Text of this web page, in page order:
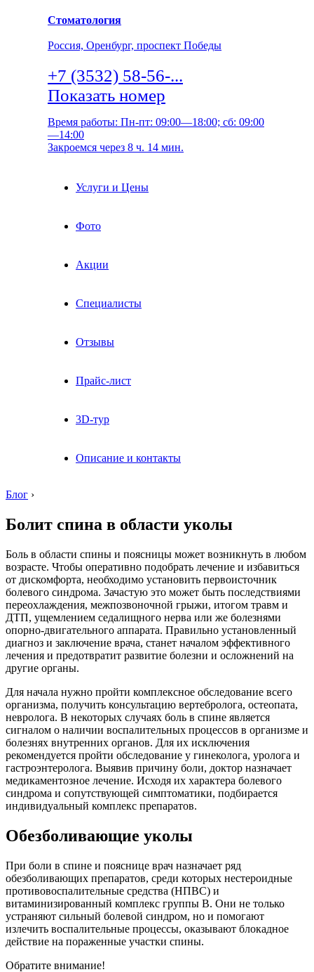
Стоматология
Россия, Оренбург, проспект Победы
+7 (3532) 58-56-...
Показать номер
Время работы: Пн-пт: 09:00—18:00; сб: 09:00
—14:00
Закроемся через 8 ч. 14 мин.
Услуги и Цены
Фото
Акции
Специалисты
Отзывы
Прайс-лист
3D-тур
Описание и контакты
Блог ›
Болит спина в области уколы
Боль в области спины и поясницы может возникнуть в любом
возрасте. Чтобы оперативно подобрать лечение и избавиться
от дискомфорта, необходимо установить первоисточник
болевого синдрома. Зачастую это может быть последствиями
переохлаждения, межпозвоночной грыжи, итогом травм и
ДТП, ущемлением седалищного нерва или же болезнями
опорно-двигательного аппарата. Правильно установленный
диагноз и заключение врача, станет началом эффективного
лечения и предотвратит развитие болезни и осложнений на
другие органы.
Для начала нужно пройти комплексное обследование всего
организма, получить консультацию вертебролога, остеопата,
невролога. В некоторых случаях боль в спине является
сигналом о наличии воспалительных процессов в организме и
болезнях внутренних органов. Для их исключения
рекомендуется пройти обследование у гинеколога, уролога и
гастроэнтеролога. Выявив причину боли, доктор назначает
медикаментозное лечение. Исходя их характера болевого
синдрома и сопутствующей симптоматики, подбирается
индивидуальный комплекс препаратов.
Обезболивающие уколы
При боли в спине и пояснице врач назначает ряд
обезболивающих препаратов, среди которых нестероидные
противовоспалительные средства (НПВС) и
витаминизированный комплекс группы В. Они не только
устраняют сильный болевой синдром, но и помогают
излечить воспалительные процессы, оказывают блокадное
действие на пораженные участки спины.
Обратите внимание!